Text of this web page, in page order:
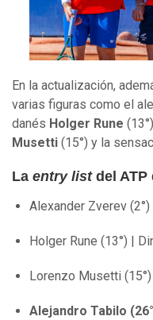
En la actualización,
varias figuras como el
danés Holger Rune
Musetti (15°) y la
La entry listdel ATP
Alexander Zverev
Holger Rune (13°) |
Lorenzo Musetti
Alejandro Tabilo